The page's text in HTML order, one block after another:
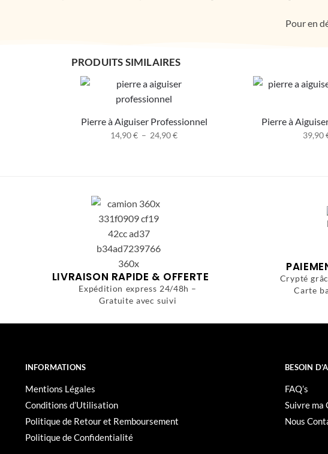
Pour en
PRODUITS SIMILAIRES
Pierre à Aiguiser Professionnel
14,90€ – 24,90€
Pierre à
39,90
LIVRAISON RAPIDE & OFFERTE
Expédition express 24/48h –
Gratuite avec suivi
Crypté
Carte
INFORMATIONS
Mentions Légales
Conditions d’Utilisation
Politique de Retour et Remboursement
Politique de Confidentialité
BESOIN
FAQ’s
Suivre ma
Nous